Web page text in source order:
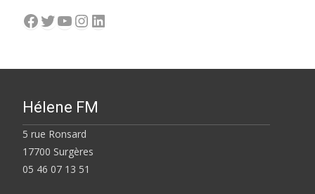
Facebook
Twitter
YouTube
Instagram
LinkedIn
Hélene FM
5 rue Ronsard
17700 Surgères
05 46 07 13 51